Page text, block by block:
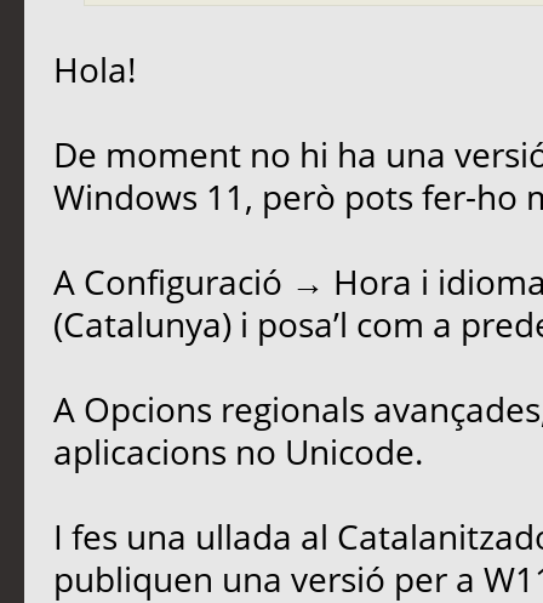
Hola!
De moment no hi ha una
Windows 11, però pots fer-ho
A Configuració → Hora i
(Catalunya) i posa’l com a
A Opcions regionals
aplicacions no Unicode.
I fes una ullada al
publiquen una versió per a